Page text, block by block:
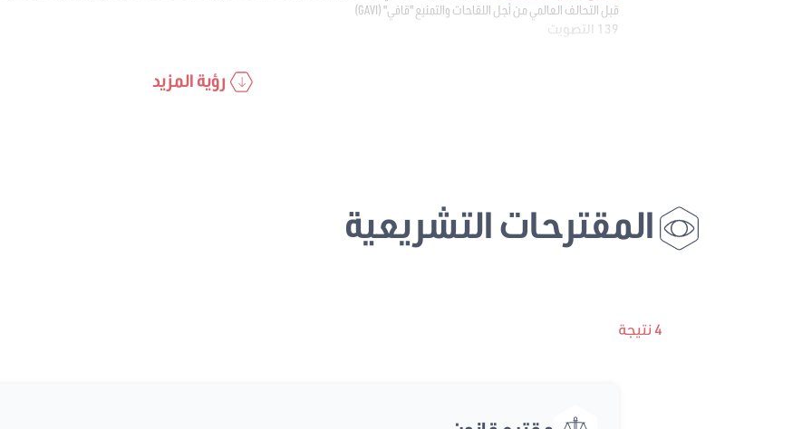
قبل التحالف العالمي من أجل اللقاحات والتمنيع "قافي" (GAVI)
139 التصويت
رؤية المزيد
المقترحات التشريعية
4 نتيجة